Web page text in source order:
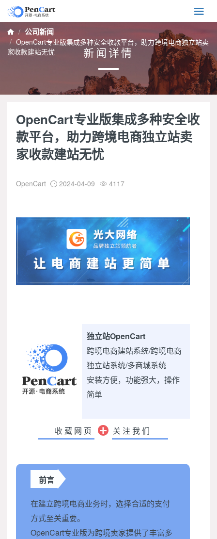

新闻详情
 公司新闻
OpenCart专业版集成多种安全收款平台，助力跨境电商独立站卖
家收款建站无忧
OpenCart专业版集成多种安全收
款平台，助力跨境电商独立站卖
家收款建站无忧
OpenCart  2024-04-09  4117
独立站OpenCart
跨境电商建站系统/跨境电商
独立站系统/多商城系统
安装方便，功能强大，操作
简单
收藏网页 关注我们
前言
在建立跨境电商业务时，选择合适的支付
方式至关重要。
OpenCart专业版为跨境卖家提供了丰富多